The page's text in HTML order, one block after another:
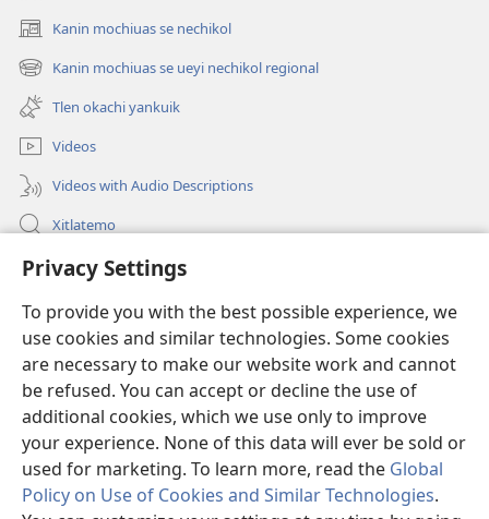
Privacy Settings
To provide you with the best possible experience, we
use cookies and similar technologies. Some cookies
are necessary to make our website work and cannot
be refused. You can accept or decline the use of
additional cookies, which we use only to improve
your experience. None of this data will ever be sold or
used for marketing. To learn more, read the Global
Policy on Use of Cookies and Similar Technologies.
Kanin mochiuas se nechikol
(xiktlapo
okse
ventana)
Kanin mochiuas se ueyi nechikol regional
(xiktlapo
okse
ventana)
Tlen okachi yankuik
Videos
Videos with Audio Descriptions
Xitlatemo
Tlapaleuilistli
Donaciones
(xiktlapo
okse
ventana)AMATLAJKUILOLMEJ ITECH INTERNET Watchtower™
(xiktlapo
okse
JW Hub ®
(xiktlapo
okse
ventana)